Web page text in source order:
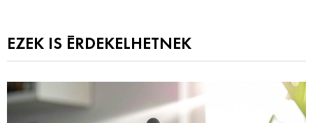
EZEK IS ÉRDEKELHETNEK